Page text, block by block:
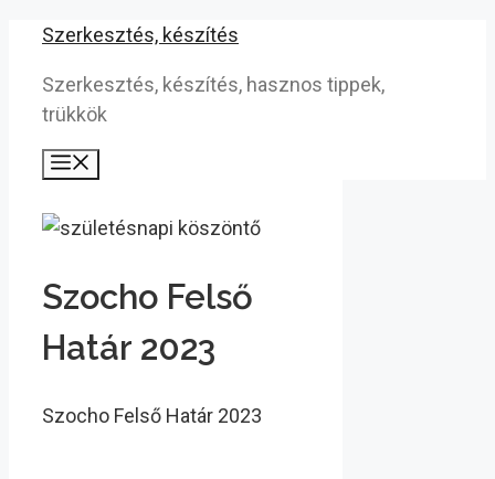
Kilépés
tartalomba
Szerkesztés, készítés
Szerkesztés, készítés, hasznos tippek,
trükkök
Szocho Felső
Határ 2023
Szocho Felső Határ 2023